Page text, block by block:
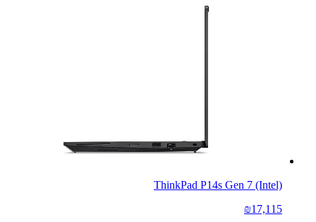
ThinkPad P14s Gen 7 (Intel)
₪17,115